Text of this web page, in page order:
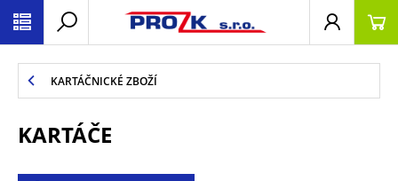
KARTÁČNICKÉ ZBOŽÍ
KARTÁČE